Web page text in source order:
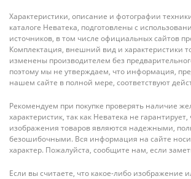
Характеристики, описание и фотографии
каталоге Неватека, подготовлены с
источников, в том числе официальных сайтов
Комплектация, внешний вид и характеристики
изменены производителем без
поэтому мы не утверждаем, что информация,
нашем сайте в полной мере, соответствуют
Рекомендуем при покупке проверять наличие
характеристик, так как Неватека не
изображения товаров являются надежными,
безошибочными. Вся информация на сайте
характер. Пожалуйста, сообщите нам, если
Если вы считаете, что какое-либо изображение